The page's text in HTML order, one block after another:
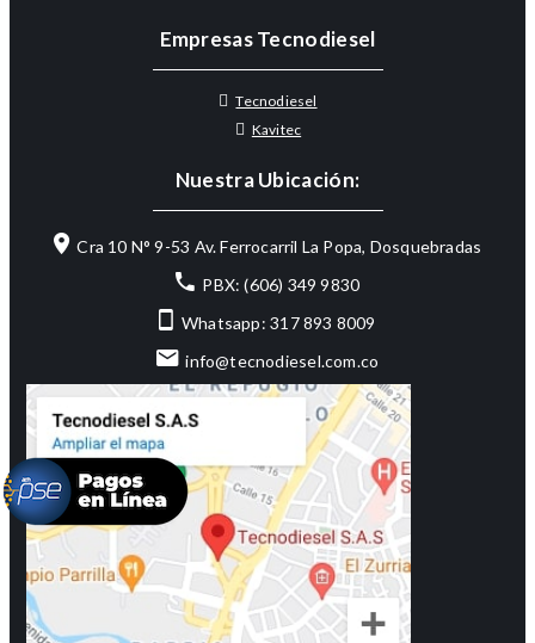
Empresas Tecnodiesel
Tecnodiesel
Kavitec
Nuestra Ubicación:
Cra 10 N° 9-53 Av. Ferrocarril La Popa, Dosquebradas
PBX: (606) 349 9830
Whatsapp: 317 893 8009
info@tecnodiesel.com.co